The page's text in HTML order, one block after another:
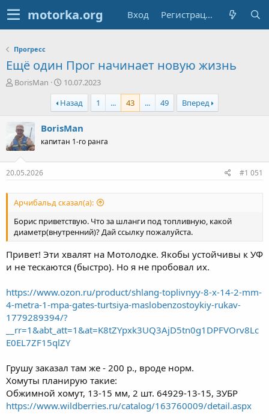
Вход Регистрация
Прогресс
Ещё один Прог начинает новую жизнь
А
р
т
е
ы
BorisMan
Д
а
т
а
н
ч
10.07.2023
Назад
1 ... 43 ... 49 Вперед
BorisMan
капитан 1-го ранга
20.05.2026 #1 051
Арчибальд сказал(а):
Борис приветствую. Что за шланги под топливную, какой
диаметр(внутренний)? Дай ссылку пожалуйста.
Привет! Эти хвалят на Мотолодке. Якобы устойчивы к УФ
и не тескаются (быстро). Но я не пробовал их.
https://www.ozon.ru/product/shlang-toplivnyy-8-x-14-2-mm-
4-metra-1-mpa-gates-turtsiya-maslobenzostoykiy-rukav-
1779289394/?
__rr=1&abt_att=1&at=K8tZYpxk3UQ3AjD5tn0g1DPFVOrv8Lc
E0EL7ZF15qlZY
Грушу заказал там же - 200 р., вроде норм.
Хомуты планирую такие:
Обжимной хомут, 13-15 мм, 2 шт. 64929-13-15, ЗУБР
https://www.wildberries.ru/catalog/163760009/detail.aspx